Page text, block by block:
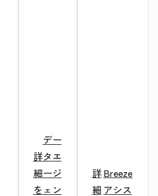
詳
細
を
デー
タエ
ージ
ェン
詳
細
Breeze
アシス